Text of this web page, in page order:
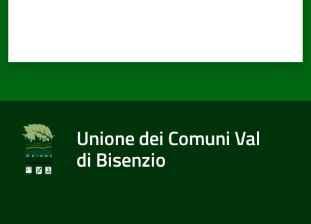
Unione dei Comuni Val
di Bisenzio